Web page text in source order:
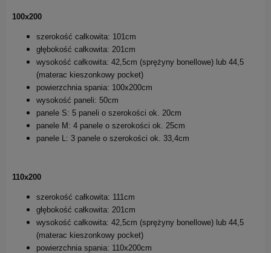
100x200
szerokość całkowita: 101cm
głębokość całkowita: 201cm
wysokość całkowita: 42,5cm (sprężyny bonellowe) lub 44,5
(materac kieszonkowy pocket)
powierzchnia spania: 100x200cm
wysokość paneli: 50cm
panele S: 5 paneli o szerokości ok. 20cm
panele M: 4 panele o szerokości ok. 25cm
panele L: 3 panele o szerokości ok. 33,4cm
110x200
szerokość całkowita: 111cm
głębokość całkowita: 201cm
wysokość całkowita: 42,5cm (sprężyny bonellowe) lub 44,5
(materac kieszonkowy pocket)
powierzchnia spania: 110x200cm